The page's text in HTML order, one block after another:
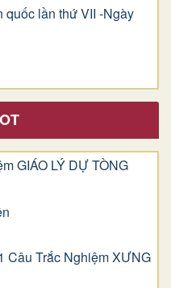
lần thứ VII -Ngày
GIÁO LÝ DỰ TÒNG
Câu Trắc Nghiệm XƯNG